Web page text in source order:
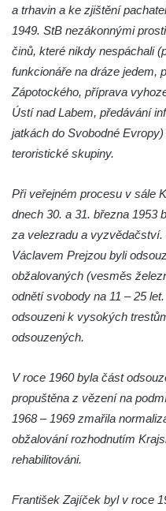
nad Vltavou
Pomník vojákům Rudé
v Lužci nad Vltavou
Pomník Ladislava
silnice severně od Lužce
Kenotaf Alfeda Harnische
Hrobčicích
Pomník obětem válek v
Hrob vojáků Rudé armády
Hrob Jiřího Dovhomilji na
Račicích
Hrob Antonína Medáčka
Račicích
na hřbitově v Dobříni
Pomník obětem válek na
Kenotaf Josefa Matese na
hřbitově v Lužici
a trhavin a ke zjištění
1949. StB nezákonnými
činů, které nikdy nespáchali
funkcionáře na dráze jedem,
Zápotockého, příprava
Ústí nad Labem, předávání
jatkách do Svobodné
teroristické skupiny.
Při veřejném procesu v sále
dnech 30. a 31. března 1953
za velezradu a vyzvědačství.
Václavem Prejzou byli
obžalovaných (vesměs
odnětí svobody na 11 – 25
odsouzeni k vysokých
odsouzených.
V roce 1960 byla část
propuštěna z vězení na
1968 – 1969 zmařila
obžalování rozhodnutím
rehabilitováni.
František Zajíček byl v roce